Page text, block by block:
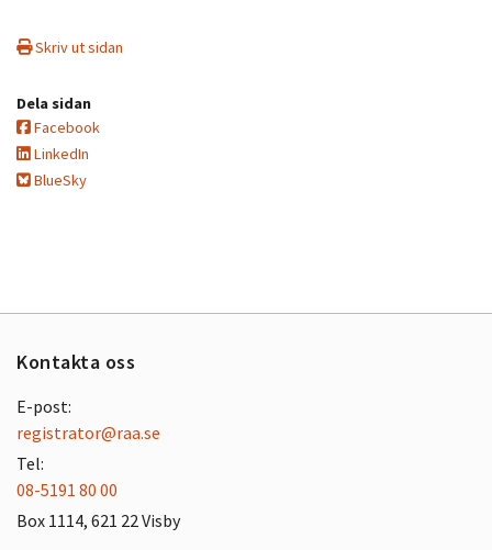
Skriv ut sidan
Dela sidan
Facebook
LinkedIn
BlueSky
Kontakta oss
E-post:
registrator@raa.se
Tel:
08-5191 80 00
Box 1114, 621 22 Visby